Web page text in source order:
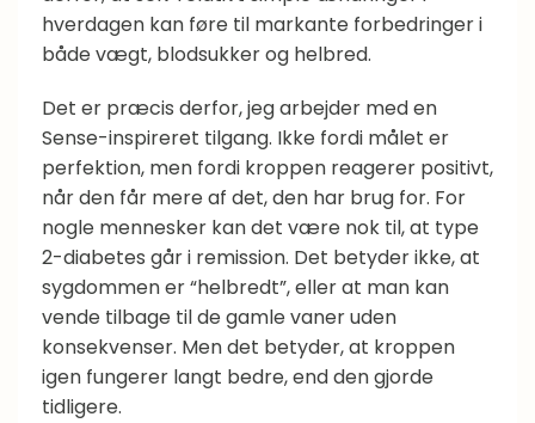
hverdagen kan føre til markante forbedringer i
både vægt, blodsukker og helbred.
Det er præcis derfor, jeg arbejder med en
Sense-inspireret tilgang. Ikke fordi målet er
perfektion, men fordi kroppen reagerer positivt,
når den får mere af det, den har brug for. For
nogle mennesker kan det være nok til, at type
2-diabetes går i remission. Det betyder ikke, at
sygdommen er “helbredt”, eller at man kan
vende tilbage til de gamle vaner uden
konsekvenser. Men det betyder, at kroppen
igen fungerer langt bedre, end den gjorde
tidligere.